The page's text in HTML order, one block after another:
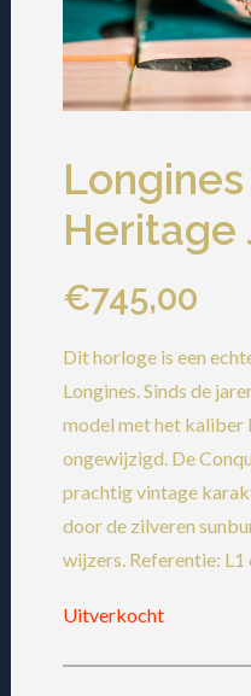
Heritage
€745,00
Dit horloge is een
Longines. Sinds de
model met het kaliber
ongewijzigd. De
prachtig vintage
door de zilveren
wijzers. Referentie: L1
Uitverkocht